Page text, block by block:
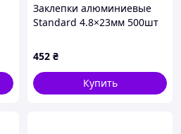
Заклепки алюминиевые
Standard 4.8×23мм 500шт
452 ₴
Купить